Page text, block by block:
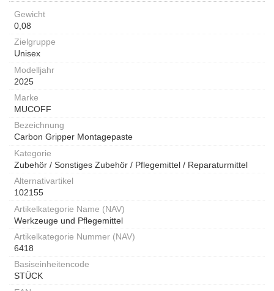
Gewicht
0,08
Zielgruppe
Unisex
Modelljahr
2025
Marke
MUCOFF
Bezeichnung
Carbon Gripper Montagepaste
Kategorie
Zubehör / Sonstiges Zubehör / Pflegemittel / Reparaturmittel
Alternativartikel
102155
Artikelkategorie Name (NAV)
Werkzeuge und Pflegemittel
Artikelkategorie Nummer (NAV)
6418
Basiseinheitencode
STÜCK